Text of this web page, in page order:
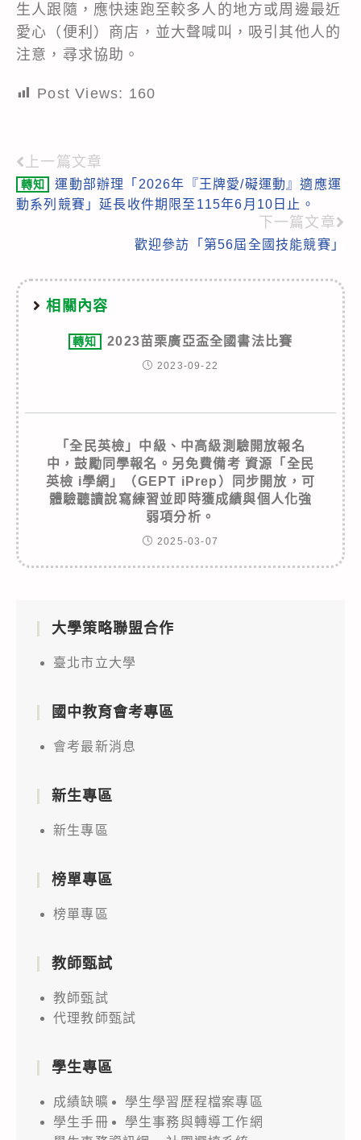
生人跟隨，應快速跑至較多人的地方或周邊最近
愛心（便利）商店，並大聲喊叫，吸引其他人的
注意，尋求協助。
Post Views: 160
Read
more
上一篇文章
轉知
運動部辦理「2026年『王牌愛/礙運動』適應運
動系列競賽」延長收件期限至115年6月10日止。
下一篇文章
歡迎參訪「第56屆全國技能競賽」
相關內容
轉知 2023苗栗廣亞盃全國書法比賽
2023-09-22
「全民英檢」中級、中高級測驗開放報名
中，鼓勵同學報名。另免費備考 資源「全民
英檢 i學網」（GEPT iPrep）同步開放，可
體驗聽讀說寫練習並即時獲成績與個人化強
弱項分析。
2025-03-07
大學策略聯盟合作
臺北市立大學
國中教育會考專區
會考最新消息
新生專區
新生專區
榜單專區
榜單專區
教師甄試
教師甄試
代理教師甄試
學生專區
成績缺曠
學生學習歷程檔案專區
學生手冊
學生事務與轉導工作網